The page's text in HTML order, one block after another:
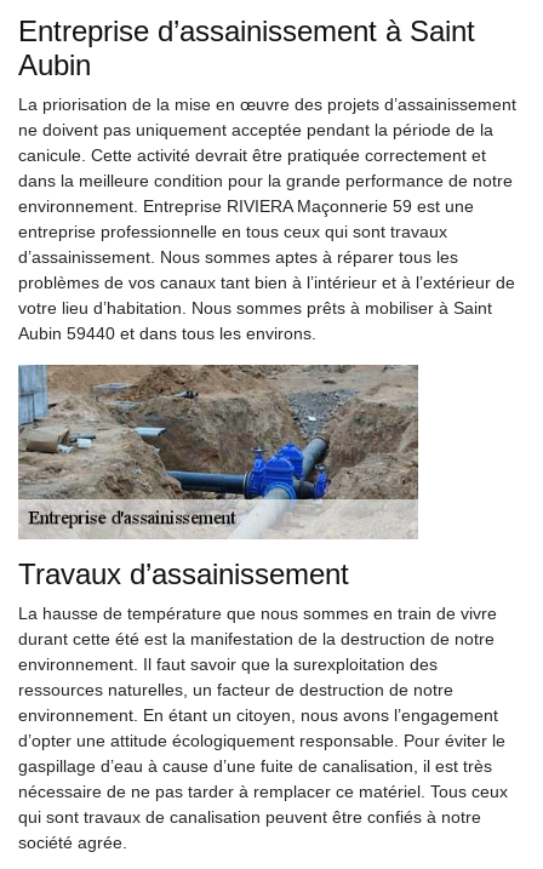
Entreprise d’assainissement à Saint
Aubin
La priorisation de la mise en œuvre des projets d’assainissement
ne doivent pas uniquement acceptée pendant la période de la
canicule. Cette activité devrait être pratiquée correctement et
dans la meilleure condition pour la grande performance de notre
environnement. Entreprise RIVIERA Maçonnerie 59 est une
entreprise professionnelle en tous ceux qui sont travaux
d’assainissement. Nous sommes aptes à réparer tous les
problèmes de vos canaux tant bien à l’intérieur et à l’extérieur de
votre lieu d’habitation. Nous sommes prêts à mobiliser à Saint
Aubin 59440 et dans tous les environs.
Travaux d’assainissement
La hausse de température que nous sommes en train de vivre
durant cette été est la manifestation de la destruction de notre
environnement. Il faut savoir que la surexploitation des
ressources naturelles, un facteur de destruction de notre
environnement. En étant un citoyen, nous avons l’engagement
d’opter une attitude écologiquement responsable. Pour éviter le
gaspillage d’eau à cause d’une fuite de canalisation, il est très
nécessaire de ne pas tarder à remplacer ce matériel. Tous ceux
qui sont travaux de canalisation peuvent être confiés à notre
société agrée.